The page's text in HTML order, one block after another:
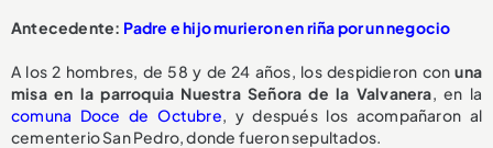
Antecedente: Padre e hijo murieron en riña por un negocio
A los 2 hombres, de 58 y de 24 años, los despidieron conuna
misa en la parroquia Nuestra Señora de la Valvanera, en la
comuna Doce de Octubre, y después los acompañaron al
cementerio San Pedro, donde fueron sepultados.